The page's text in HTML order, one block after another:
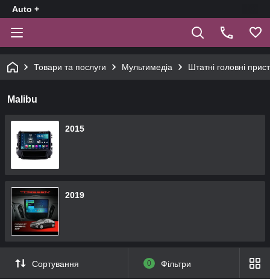
Auto +
Товари та послуги Мультимедіа Штатні головні
Malibu
2015
2019
Сортування 0 Фільтри